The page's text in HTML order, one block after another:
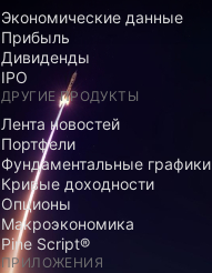
Экономические данные
Прибыль
Дивиденды
IPO
ДРУГИЕ ПРОДУКТЫ
Лента новостей
Портфели
Фундаментальные графики
Кривые доходности
Опционы
Макроэкономика
Pine Script®
ПРИЛОЖЕНИЯ